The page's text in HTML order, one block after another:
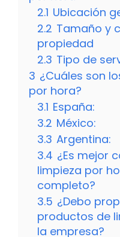
2.1 Ubicación
2.2 Tamaño y
propiedad
2.3 Tipo de
3 ¿Cuáles son
por hora?
3.1 España:
3.2 México:
3.3 Argentina:
3.4 ¿Es mejor
limpieza por
completo?
3.5 ¿Debo
productos de
la empresa?